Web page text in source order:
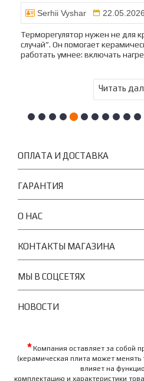
Serhii Vyshar 22.05.2026
Терморегулятор нужен не для
случай”. Он помогает
работать умнее: включать
Читать
ОПЛАТА И ДОСТАВКА
ГАРАНТИЯ
О НАС
КОНТАКТЫ МАГАЗИНА
МЫ В СОЦСЕТЯХ
НОВОСТИ
*Компания оставляет за собой
(керамическая плита может менять
влияет на
комплектацию и характеристики